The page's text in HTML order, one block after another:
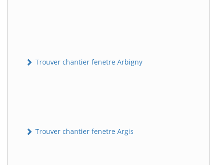
Trouver chantier fenetre Arbigny
Trouver chantier fenetre Argis